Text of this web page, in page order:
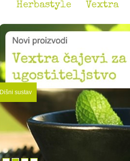
Herbastyle Vextra
Dišni sustav